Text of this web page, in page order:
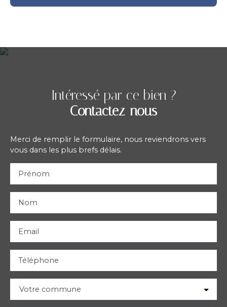
Intéressé par ce bien ?
Contactez-nous
Merci de remplir le formulaire, nous reviendrons vers
vous dans les plus brefs délais.
Prénom
Nom
Email
Téléphone
Votre commune